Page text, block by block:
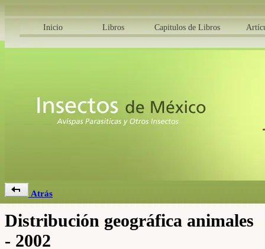
Inicio Libros Capitulos de Libros
Atrás
Distribución geográfica animales
- 2002